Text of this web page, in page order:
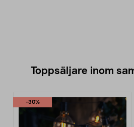
Toppsäljare inom
-30%